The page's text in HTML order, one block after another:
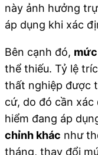
này ảnh hưởng
áp dụng khi xác
Bên cạnh đó,
thể thiếu. Tỷ lệ
thất nghiệp được
cứ, do đó cần
hiểm đang áp
chỉnh khác như
tháng, thay đổi